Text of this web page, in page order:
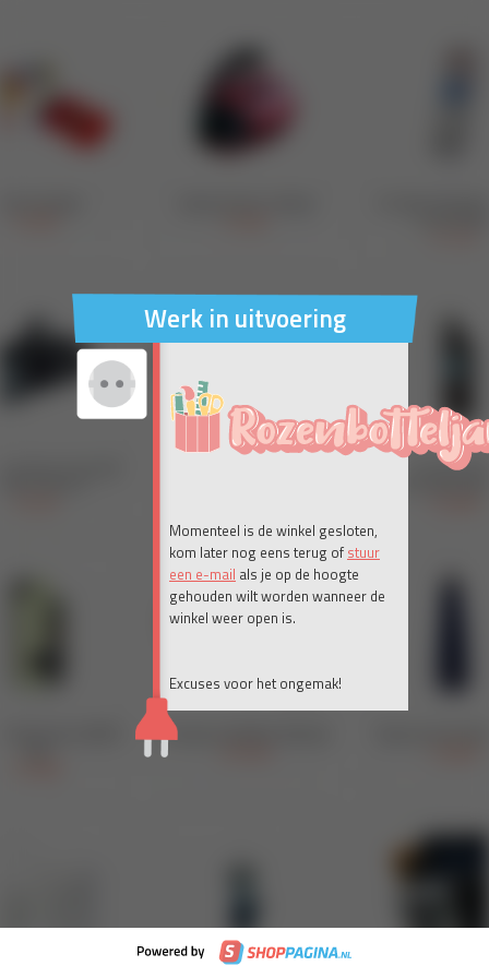
Werk in uitvoering
Momenteel is de winkel gesloten,
kom later nog eens terug of stuur
een e-mail als je op de hoogte
gehouden wilt worden wanneer de
winkel weer open is.
Excuses voor het ongemak!